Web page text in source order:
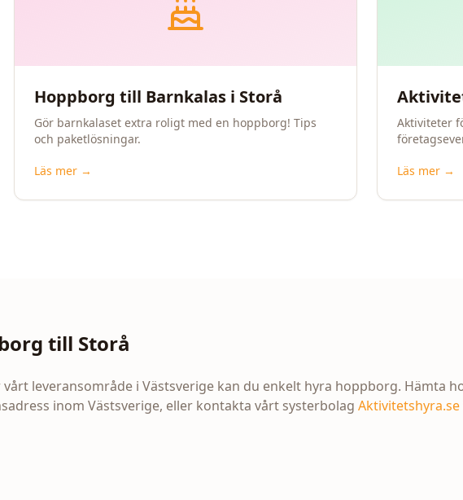
Hoppborg till Barnkalas i Storå
Gör barnkalaset extra roligt med en hoppborg! Tips
och paketlösningar.
Läs mer →
Aktiviteter
Läs mer →
till Storå
leveransområde i Västsverige kan du enkelt hyra hoppborg. Hämta
inom Västsverige, eller kontakta vårt systerbolag Aktivitetshyra.se